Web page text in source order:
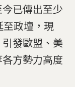
已傳出至少
至政壇，現
發歐盟、美
方勢力高度